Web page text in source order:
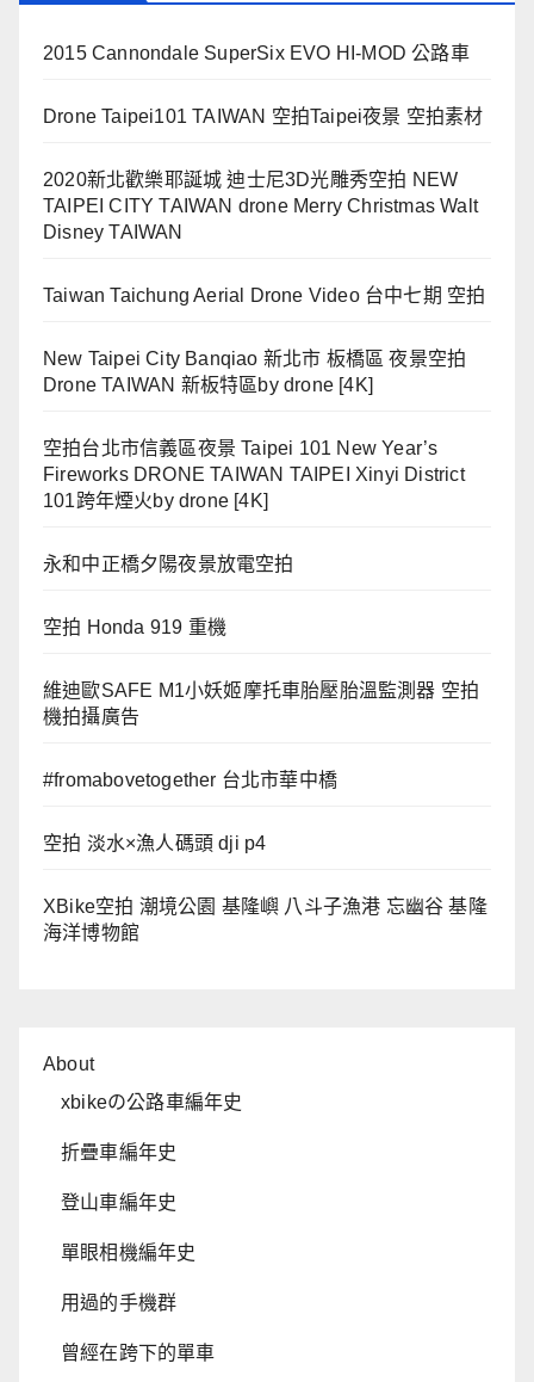
2015 Cannondale SuperSix EVO HI-MOD 公路車
Drone Taipei101 TAIWAN 空拍Taipei夜景 空拍素材
2020新北歡樂耶誕城 迪士尼3D光雕秀空拍 NEW
TAIPEI CITY TAIWAN drone Merry Christmas Walt
Disney TAIWAN
Taiwan Taichung Aerial Drone Video 台中七期 空拍
New Taipei City Banqiao 新北市 板橋區 夜景空拍
Drone TAIWAN 新板特區by drone [4K]
空拍台北市信義區夜景 Taipei 101 New Year’s
Fireworks DRONE TAIWAN TAIPEI Xinyi District
101跨年煙火by drone [4K]
永和中正橋夕陽夜景放電空拍
空拍 Honda 919 重機
維迪歐SAFE M1小妖姬摩托車胎壓胎溫監測器 空拍
機拍攝廣告
#fromabovetogether 台北市華中橋
空拍 淡水×漁人碼頭 dji p4
XBike空拍 潮境公園 基隆嶼 八斗子漁港 忘幽谷 基隆
海洋博物館
About
xbikeの公路車編年史
折疊車編年史
登山車編年史
單眼相機編年史
用過的手機群
曾經在跨下的單車